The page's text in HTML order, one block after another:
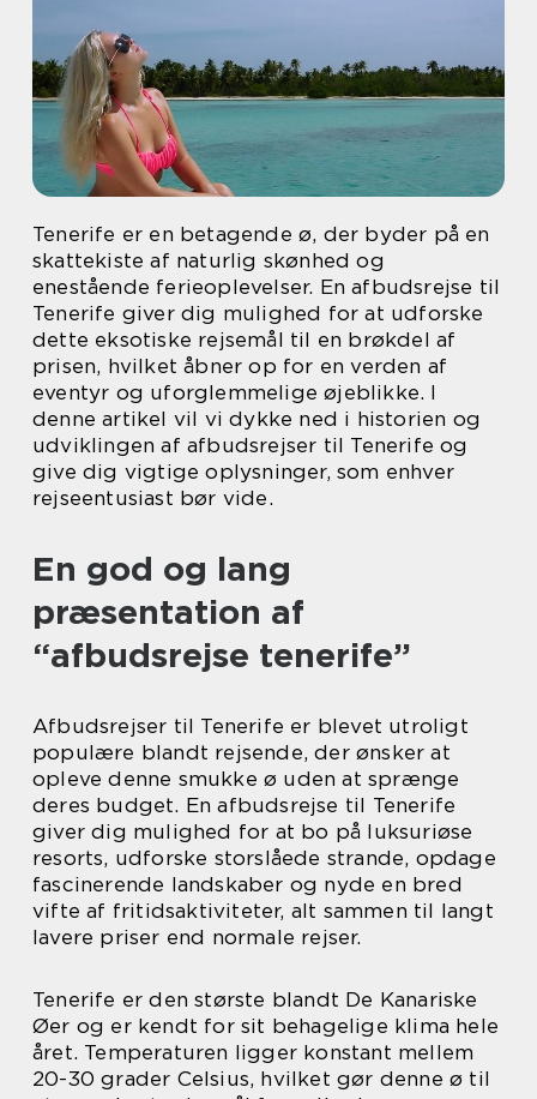
Tenerife er en betagende ø, der byder på en
skattekiste af naturlig skønhed og
enestående ferieoplevelser. En afbudsrejse til
Tenerife giver dig mulighed for at udforske
dette eksotiske rejsemål til en brøkdel af
prisen, hvilket åbner op for en verden af
eventyr og uforglemmelige øjeblikke. I
denne artikel vil vi dykke ned i historien og
udviklingen af afbudsrejser til Tenerife og
give dig vigtige oplysninger, som enhver
rejseentusiast bør vide.
En god og lang
præsentation af
“afbudsrejse tenerife”
Afbudsrejser til Tenerife er blevet utroligt
populære blandt rejsende, der ønsker at
opleve denne smukke ø uden at sprænge
deres budget. En afbudsrejse til Tenerife
giver dig mulighed for at bo på luksuriøse
resorts, udforske storslåede strande, opdage
fascinerende landskaber og nyde en bred
vifte af fritidsaktiviteter, alt sammen til langt
lavere priser end normale rejser.
Tenerife er den største blandt De Kanariske
Øer og er kendt for sit behagelige klima hele
året. Temperaturen ligger konstant mellem
20-30 grader Celsius, hvilket gør denne ø til